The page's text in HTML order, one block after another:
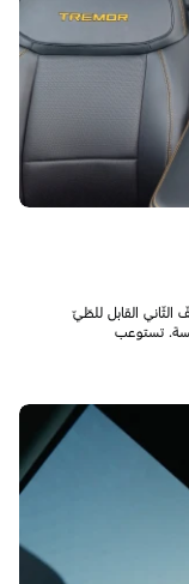
القابل للطّيّ
السّلسة. تستوعب